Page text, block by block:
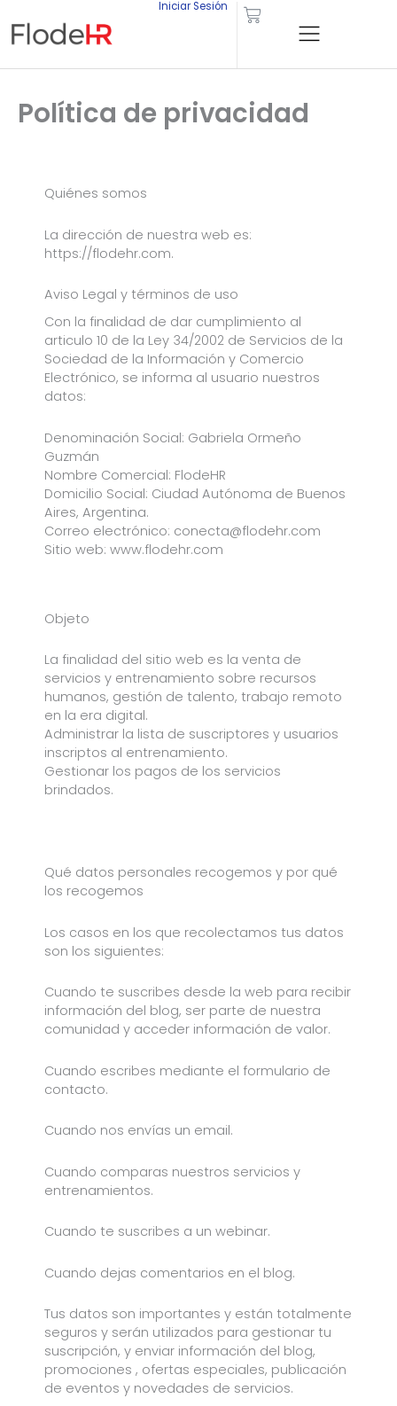
Carrito
Iniciar Sesión
Política de privacidad
Quiénes somos
La dirección de nuestra web es:
https://flodehr.com.
Aviso Legal y términos de uso
Con la finalidad de dar cumplimiento al
articulo 10 de la Ley 34/2002 de Servicios de la
Sociedad de la Información y Comercio
Electrónico, se informa al usuario nuestros
datos:
Denominación Social: Gabriela Ormeño
Guzmán
Nombre Comercial: FlodeHR
Domicilio Social: Ciudad Autónoma de Buenos
Aires, Argentina.
Correo electrónico: conecta@flodehr.com
Sitio web: www.flodehr.com
Objeto
La finalidad del sitio web es la venta de
servicios y entrenamiento sobre recursos
humanos, gestión de talento, trabajo remoto
en la era digital.
Administrar la lista de suscriptores y usuarios
inscriptos al entrenamiento.
Gestionar los pagos de los servicios
brindados.
Qué datos personales recogemos y por qué
los recogemos
Los casos en los que recolectamos tus datos
son los siguientes:
Cuando te suscribes desde la web para recibir
información del blog, ser parte de nuestra
comunidad y acceder información de valor.
Cuando escribes mediante el formulario de
contacto.
Cuando nos envías un email.
Cuando comparas nuestros servicios y
entrenamientos.
Cuando te suscribes a un webinar.
Cuando dejas comentarios en el blog.
Tus datos son importantes y están totalmente
seguros y serán utilizados para gestionar tu
suscripción, y enviar información del blog,
promociones , ofertas especiales, publicación
de eventos y novedades de servicios.